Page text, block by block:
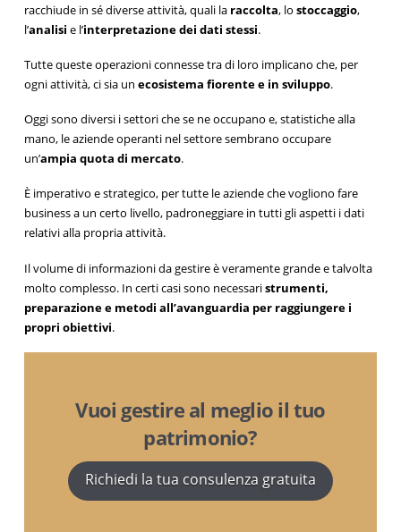
racchiude in sé diverse attività, quali la raccolta, lo stoccaggio,
l’analisi e l’interpretazione dei dati stessi.
Tutte queste operazioni connesse tra di loro implicano che, per
ogni attività, ci sia un ecosistema fiorente e in sviluppo.
Oggi sono diversi i settori che se ne occupano e, statistiche alla
mano, le aziende operanti nel settore sembrano occupare
un’ampia quota di mercato.
È imperativo e strategico, per tutte le aziende che vogliono fare
business a un certo livello, padroneggiare in tutti gli aspetti i dati
relativi alla propria attività.
Il volume di informazioni da gestire è veramente grande e talvolta
molto complesso. In certi casi sono necessaristrumenti,
preparazione e metodi all’avanguardia per raggiungere i
propri obiettivi.
Vuoi gestire al meglio il tuo
patrimonio?
Richiedi la tua consulenza gratuita